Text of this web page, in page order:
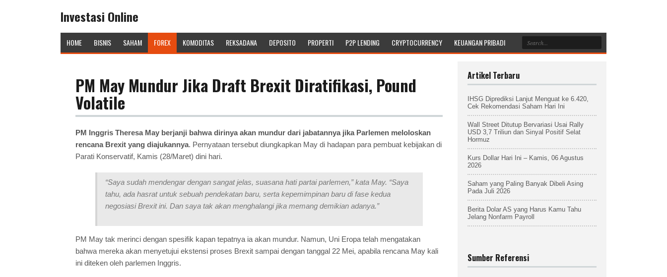
Investasi Online
HOME BISNIS SAHAM FOREX KOMODITAS REKSADANA DEPOSITO PROPERTI P2P LENDING CRYPTOCURRENCY KEUANGAN PRIBADI
PM May Mundur Jika Draft Brexit Diratifikasi, Pound
Volatile
PM Inggris Theresa May berjanji bahwa dirinya akan mundur dari jabatannya jika Parlemen meloloskan
rencana Brexit yang diajukannya. Pernyataan tersebut diungkapkan May di hadapan para pembuat kebijakan di
Parati Konservatif, Kamis (28/Maret) dini hari.
“Saya sudah mendengar dengan sangat jelas, suasana hati partai parlemen,” kata May. “Saya
tahu, ada hasrat untuk sebuah pendekatan baru, serta kepemimpinan baru di fase kedua
negosiasi Brexit ini. Dan saya tak akan menghalangi jika memang demikian adanya.”
PM May tak merinci dengan spesifik kapan tepatnya ia akan mundur. Namun, Uni Eropa telah mengatakan
bahwa mereka akan menyetujui ekstensi proses Brexit sampai dengan tanggal 22 Mei, apabila rencana May kali
ini diteken oleh parlemen Inggris.
Artikel Terbaru
IHSG Diprediksi Lanjut Menguat ke 6.420,
Cek Rekomendasi Saham Hari Ini
Wall Street Ditutup Bervariasi Usai Rally
USD 3,7 Triliun dan Sinyal Positif Selat
Hormuz
Kurs Dollar Hari Ini – Kamis, 06 Agustus
2026
Saham yang Paling Banyak Dibeli Asing
Pada Juli 2026
Berita Dolar AS yang Harus Kamu Tahu
Jelang Nonfarm Payroll
Sumber Referensi